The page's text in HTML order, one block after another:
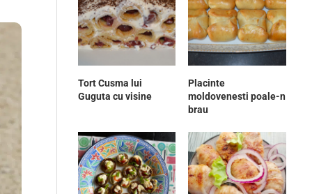
Tort Cusma lui
Guguta cu visine
Placinte
moldovenesti poale-n
brau